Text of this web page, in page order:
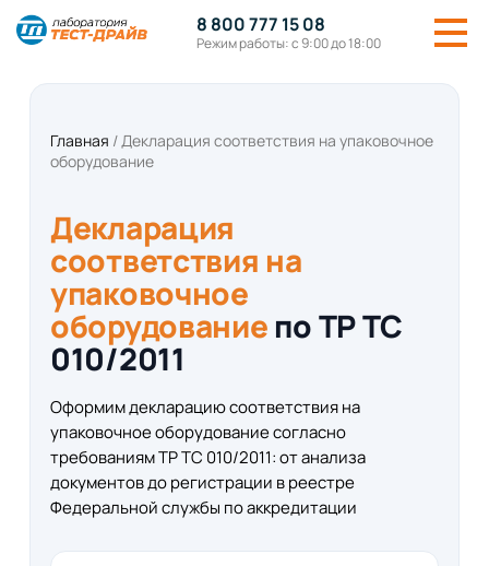
8 800 777 15 08
Режим работы: с 9:00 до 18:00
Главная /Декларация соответствия на упаковочное
оборудование
Декларация
соответствия на
упаковочное
оборудование по ТР ТС
010/2011
Оформим декларацию соответствия на
упаковочное оборудование согласно
требованиям ТР ТС 010/2011: от анализа
документов до регистрации в реестре
Федеральной службы по аккредитации